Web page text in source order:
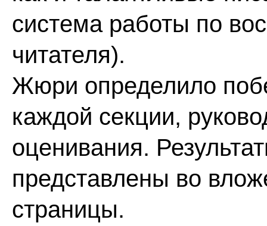
система работы по
читателя).
Жюри определило
каждой секции,
оценивания.
представлены во
страницы.